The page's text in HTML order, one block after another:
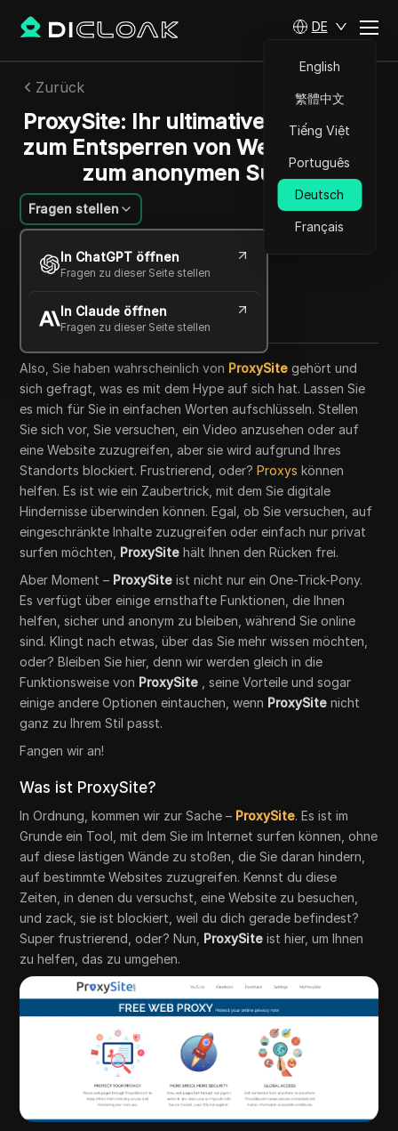
DE
English
繁體中文
Tiếng Việt
Português
Deutsch
Français
Zurück
ProxySite: Ihr ultimativer Leitfaden
zum Entsperren von Websites und
zum anonymen Surfen
Fragen stellen
In ChatGPT öffnen
Fragen zu dieser Seite stellen
In Claude öffnen
Fragen zu dieser Seite stellen
Li Minghui
29 Mai 2025 8 min lesen
Copy Link
Also, Sie haben wahrscheinlich von ProxySite gehört und
sich gefragt, was es mit dem Hype auf sich hat. Lassen Sie
es mich für Sie in einfachen Worten aufschlüsseln. Stellen
Sie sich vor, Sie versuchen, ein Video anzusehen oder auf
eine Website zuzugreifen, aber sie wird aufgrund Ihres
Standorts blockiert. Frustrierend, oder?Proxys können
helfen. Es ist wie ein Zaubertrick, mit dem Sie digitale
Hindernisse überwinden können. Egal, ob Sie versuchen, auf
eingeschränkte Inhalte zuzugreifen oder einfach nur privat
surfen möchten, ProxySite hält Ihnen den Rücken frei.
Aber Moment – ProxySite ist nicht nur ein One-Trick-Pony.
Es verfügt über einige ernsthafte Funktionen, die Ihnen
helfen, sicher und anonym zu bleiben, während Sie online
sind. Klingt nach etwas, über das Sie mehr wissen möchten,
oder? Bleiben Sie hier, denn wir werden gleich in die
Funktionsweise von ProxySite , seine Vorteile und sogar
einige andere Optionen eintauchen, wenn ProxySite nicht
ganz zu Ihrem Stil passt.
Fangen wir an!
Was ist ProxySite?
In Ordnung, kommen wir zur Sache – ProxySite. Es ist im
Grunde ein Tool, mit dem Sie im Internet surfen können, ohne
auf diese lästigen Wände zu stoßen, die Sie daran hindern,
auf bestimmte Websites zuzugreifen. Kennst du diese
Zeiten, in denen du versuchst, eine Website zu besuchen,
und zack, sie ist blockiert, weil du dich gerade befindest?
Super frustrierend, oder? Nun, ProxySite ist hier, um Ihnen
zu helfen, das zu umgehen.